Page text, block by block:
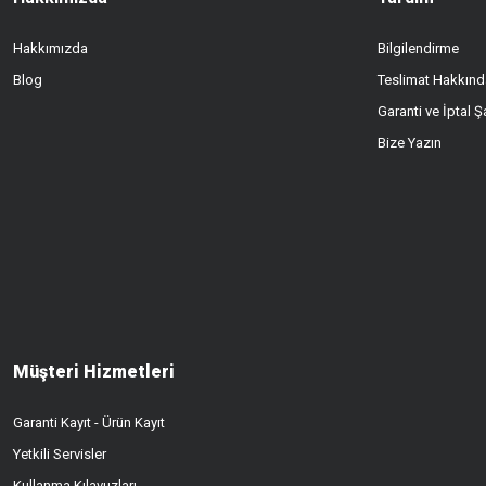
Hakkımızda
Blog
Bilgilendirme
Teslimat
Garanti ve İptal
Bize Yazın
Müşteri Hizmetleri
Garanti Kayıt - Ürün Kayıt
Yetkili Servisler